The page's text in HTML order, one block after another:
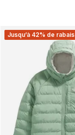
Jusqu’à 42% de rabais